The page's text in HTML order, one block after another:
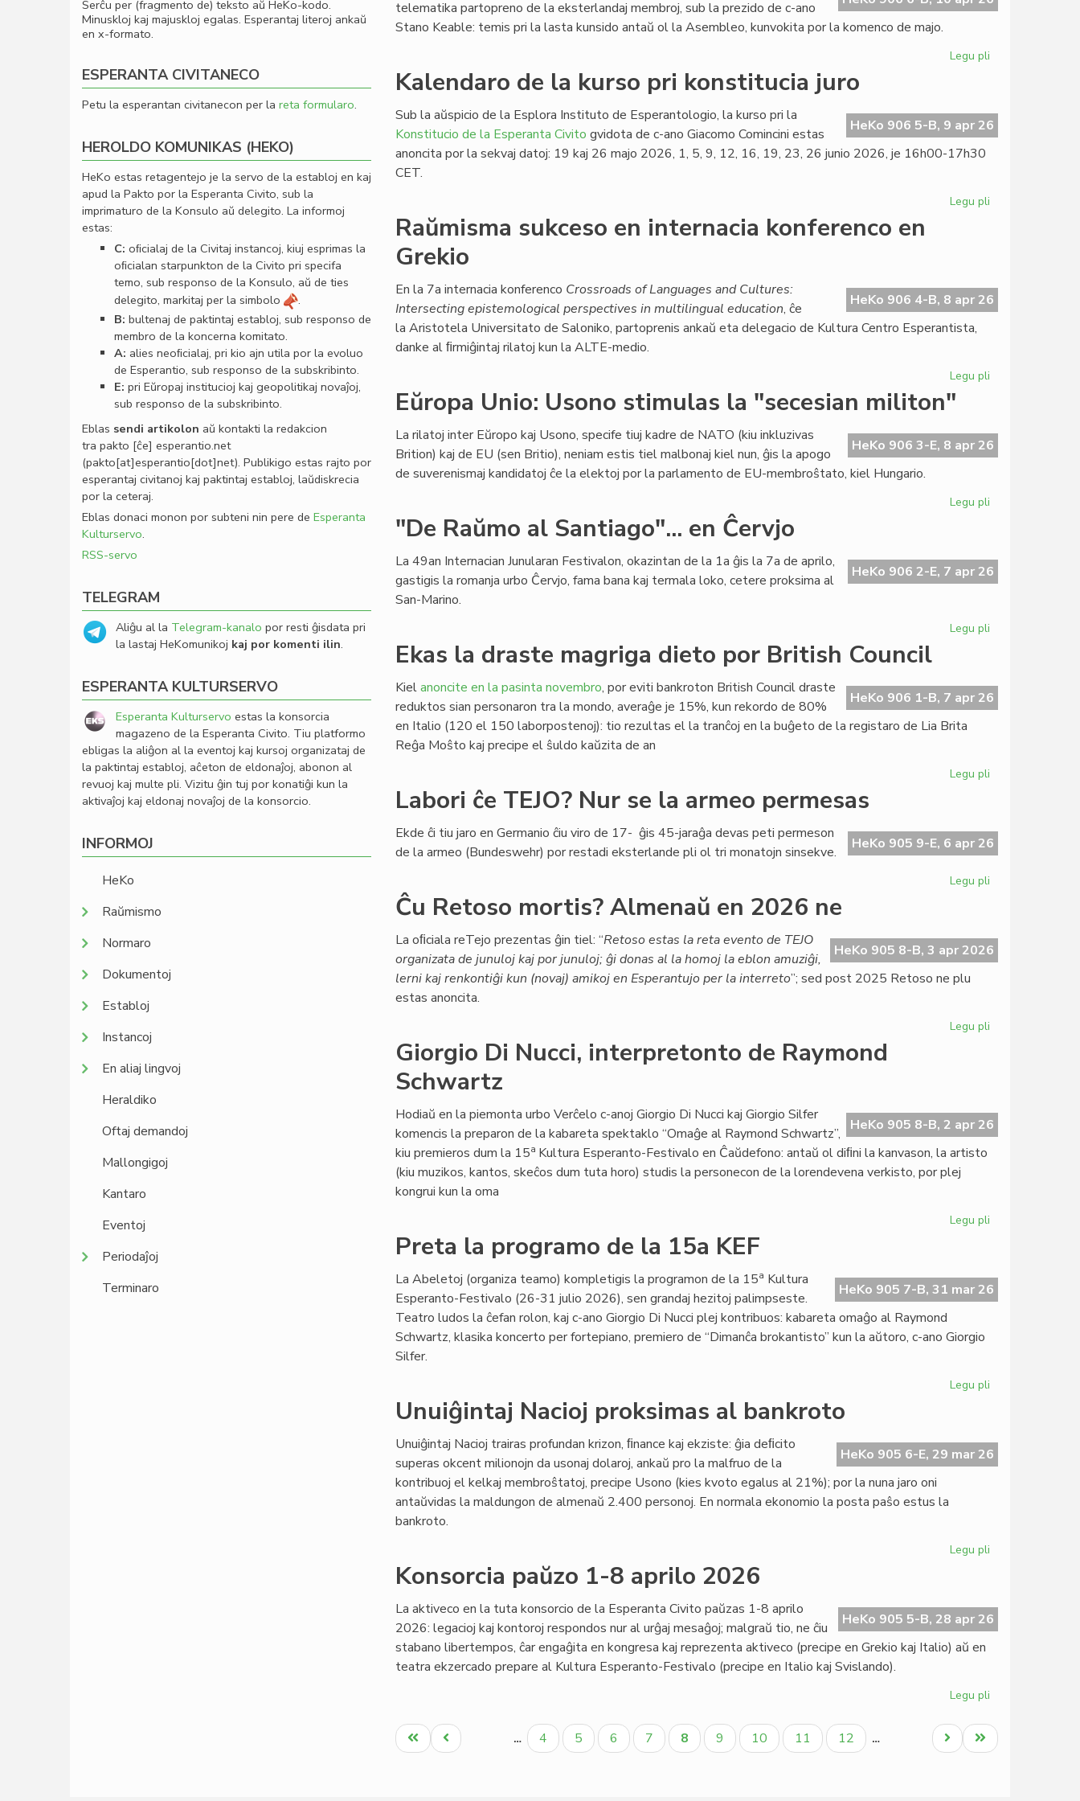
telematika partopreno de la eksterlandaj membroj, sub la prezido de c-ano
Stano Keable: temis pri la lasta kunsido antaŭ ol la Asembleo, kunvokita por la komenco de majo.
Legu pli
aplaŭdas
delegacian
Kalendaro de la kurso pri konstitucia juro
HeKo 906 5-B, 9 apr 26
Sub la aŭspicio de la Esplora Instituto de Esperantologio, la kurso pri la
Konstitucio de la Esperanta Civito gvidota de c-ano Giacomo Comincini estas
anoncita por la sekvaj datoj: 19 kaj 26 majo 2026, 1, 5, 9, 12, 16, 19, 23, 26 junio 2026, je 16h00-17h30
CET.
Legu pli
pri
konstitucia
Raŭmisma sukceso en internacia konferenco en
Grekio
HeKo 906 4-B, 8 apr 26
En la 7a internacia konferenco Crossroads of Languages and Cultures:
Intersecting epistemological perspectives in multilingual education, ĉe
la Aristotela Universitato de Saloniko, partoprenis ankaŭ eta delegacio de Kultura Centro Esperantista,
danke al ﬁrmiĝintaj rilatoj kun la ALTE-medio.
Legu pli
internacia
konferenco
Eŭropa Unio: Usono stimulas la "secesian militon"
HeKo 906 3-E, 8 apr 26
La rilatoj inter Eŭropo kaj Usono, specife tiuj kadre de NATO (kiu inkluzivas
Brition) kaj de EU (sen Britio), neniam estis tiel malbonaj kiel nun, ĝis la apogo
de suverenismaj kandidatoj ĉe la elektoj por la parlamento de EU-membroŝtato, kiel Hungario.
Legu pli
stimulas
la
"De Raŭmo al Santiago"... en Ĉervjo
HeKo 906 2-E, 7 apr 26
La 49an Internacian Junularan Festivalon, okazintan de la 1a ĝis la 7a de aprilo,
gastigis la romanja urbo Ĉervjo, fama bana kaj termala loko, cetere proksima al
San-Marino.
Legu pli
Santiago"...
en
Ekas la draste magriga dieto por British Council
HeKo 906 1-B, 7 apr 26
Kielanoncite en la pasinta novembro, por eviti bankroton British Council draste
reduktos sian personaron tra la mondo, averaĝe je 15%, kun rekordo de 80%
en Italio (120 el 150 laborpostenoj): tio rezultas el la tranĉoj en la buĝeto de la registaro de Lia Brita
Reĝa Moŝto kaj precipe el ŝuldo kaŭzita de an
Legu pli
magriga
dieto
Labori ĉe TEJO? Nur se la armeo permesas
HeKo 905 9-E, 6 apr 26
Ekde ĉi tiu jaro en Germanio ĉiu viro de 17- ĝis 45-jaraĝa devas peti permeson
de la armeo (Bundeswehr) por restadi eksterlande pli ol tri monatojn sinsekve.
Legu pli
Nur
se
Ĉu Retoso mortis? Almenaŭ en 2026 ne
HeKo 905 8-B, 3 apr 2026
La oﬁciala reTejo prezentas ĝin tiel: “Retoso estas la reta evento de TEJO
organizata de junuloj kaj por junuloj; ĝi donas al la homoj la eblon amuziĝi,
lerni kaj renkontiĝi kun (novaj) amikoj en Esperantujo per la interreto”; sed post 2025 Retoso ne plu
estas anoncita.
Legu pli
en
2026
Giorgio Di Nucci, interpretonto de Raymond
Schwartz
HeKo 905 8-B, 2 apr 26
Hodiaŭ en la piemonta urbo Verĉelo c-anoj Giorgio Di Nucci kaj Giorgio Silfer
komencis la preparon de la kabareta spektaklo “Omaĝe al Raymond Schwartz”,
kiu premieros dum la 15a Kultura Esperanto-Festivalo en Ĉaŭdefono: antaŭ ol diﬁni la kanvason, la artisto
(kiu muzikos, kantos, skeĉos dum tuta horo) studis la personecon de la lorendevena verkisto, por plej
kongrui kun la oma
Legu pli
interpretonto
de
Preta la programo de la 15a KEF
HeKo 905 7-B, 31 mar 26
La Abeletoj (organiza teamo) kompletigis la programon de la 15a Kultura
Esperanto-Festivalo (26-31 julio 2026), sen grandaj hezitoj palimpseste.
Teatro ludos la ĉefan rolon, kaj c-ano Giorgio Di Nucci plej kontribuos: kabareta omaĝo al Raymond
Schwartz, klasika koncerto per fortepiano, premiero de “Dimanĉa brokantisto” kun la aŭtoro, c-ano Giorgio
Silfer.
Legu pli
de
la
Unuiĝintaj Nacioj proksimas al bankroto
HeKo 905 6-E, 29 mar 26
Unuiĝintaj Nacioj trairas profundan krizon, ﬁnance kaj ekziste: ĝia deﬁcito
superas okcent milionojn da usonaj dolaroj, ankaŭ pro la malfruo de la
kontribuoj el kelkaj membroŝtatoj, precipe Usono (kies kvoto egalus al 21%); por la nuna jaro oni
antaŭvidas la maldungon de almenaŭ 2.400 personoj. En normala ekonomio la posta paŝo estus la
bankroto.
Legu pli
al
bankroto
Konsorcia paŭzo 1-8 aprilo 2026
HeKo 905 5-B, 28 apr 26
La aktiveco en la tuta konsorcio de la Esperanta Civito paŭzas 1-8 aprilo
2026: legacioj kaj kontoroj respondos nur al urĝaj mesaĝoj; malgraŭ tio, ne ĉiu
stabano libertempos, ĉar engaĝita en kongresa kaj reprezenta aktiveco (precipe en Grekio kaj Italio) aŭ en
teatra ekzercado prepare al Kultura Esperanto-Festivalo (precipe en Italio kaj Svislando).
Legu pli
paŭzo
1-
Pagination
Unua
paĝo
Antaŭa
paĝo
… Paĝo
4 Paĝo
5 Paĝo
6 Paĝo
7
Aktuala
paĝo
8 Paĝo
9 Paĝo
10 Paĝo
11 Paĝo
12 …
Last
page
Next
page
Serĉu per (fragmento de) teksto aŭ HeKo-kodo.
Minuskloj kaj majuskloj egalas. Esperantaj literoj ankaŭ
en x-formato.
ESPERANTA CIVITANECO
Petu la esperantan civitanecon per la reta formularo.
HEROLDO KOMUNIKAS (HEKO)
HeKo estas retagentejo je la servo de la establoj en kaj
apud la Pakto por la Esperanta Civito, sub la
imprimaturo de la Konsulo aŭ delegito. La informoj
estas:
C: oﬁcialaj de la Civitaj instancoj, kiuj esprimas la
oﬁcialan starpunkton de la Civito pri specifa
temo, sub responso de la Konsulo, aŭ de ties
delegito, markitaj per la simbolo
.
B: bultenaj de paktintaj establoj, sub responso de
membro de la koncerna komitato.
A: alies neoﬁcialaj, pri kio ajn utila por la evoluo
de Esperantio, sub responso de la subskribinto.
E: pri Eŭropaj institucioj kaj geopolitikaj novaĵoj,
sub responso de la subskribinto.
Eblas sendi artikolon aŭ kontakti la redakcion
tra pakto [ĉe] esperantio.net
(pakto[at]esperantio[dot]net). Publikigo estas rajto por
esperantaj civitanoj kaj paktintaj establoj, laŭdiskrecia
por la ceteraj.
Eblas donaci monon por subteni nin pere de Esperanta
Kulturservo.
RSS-servo
TELEGRAM
Aliĝu al la Telegram-kanalo por resti ĝisdata pri
la lastaj HeKomunikoj kaj por komenti ilin.
ESPERANTA KULTURSERVO
Esperanta Kulturservo estas la konsorcia
magazeno de la Esperanta Civito. Tiu platformo
ebligas la aliĝon al la eventoj kaj kursoj organizataj de
la paktintaj establoj, aĉeton de eldonaĵoj, abonon al
revuoj kaj multe pli. Vizitu ĝin tuj por konatiĝi kun la
aktivaĵoj kaj eldonaj novaĵoj de la konsorcio.
INFORMOJ
HeKo
Raŭmismo
Normaro
Dokumentoj
Establoj
Instancoj
En aliaj lingvoj
Heraldiko
Oftaj demandoj
Mallongigoj
Kantaro
Eventoj
Periodaĵoj
Terminaro